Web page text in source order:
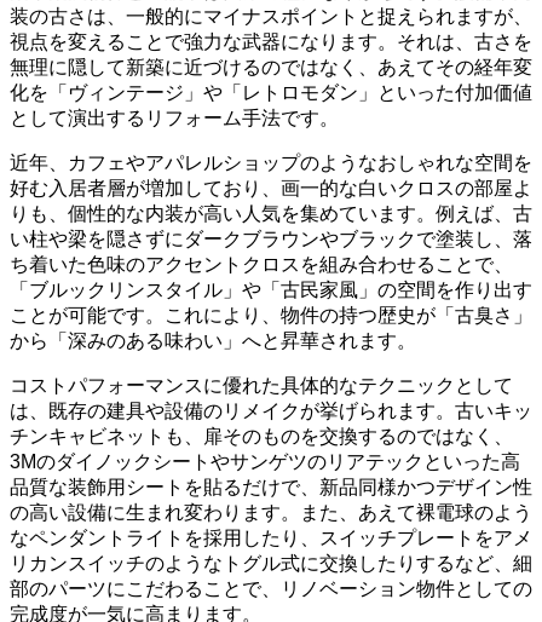
装の古さは、一般的にマイナスポイントと捉えられますが、
視点を変えることで強力な武器になります。それは、古さを
無理に隠して新築に近づけるのではなく、あえてその経年変
化を「ヴィンテージ」や「レトロモダン」といった付加価値
として演出するリフォーム手法です。
近年、カフェやアパレルショップのようなおしゃれな空間を
好む入居者層が増加しており、画一的な白いクロスの部屋よ
りも、個性的な内装が高い人気を集めています。例えば、古
い柱や梁を隠さずにダークブラウンやブラックで塗装し、落
ち着いた色味のアクセントクロスを組み合わせることで、
「ブルックリンスタイル」や「古民家風」の空間を作り出す
ことが可能です。これにより、物件の持つ歴史が「古臭さ」
から「深みのある味わい」へと昇華されます。
コストパフォーマンスに優れた具体的なテクニックとして
は、既存の建具や設備のリメイクが挙げられます。古いキッ
チンキャビネットも、扉そのものを交換するのではなく、
3Mのダイノックシートやサンゲツのリアテックといった高
品質な装飾用シートを貼るだけで、新品同様かつデザイン性
の高い設備に生まれ変わります。また、あえて裸電球のよう
なペンダントライトを採用したり、スイッチプレートをアメ
リカンスイッチのようなトグル式に交換したりするなど、細
部のパーツにこだわることで、リノベーション物件としての
完成度が一気に高まります。